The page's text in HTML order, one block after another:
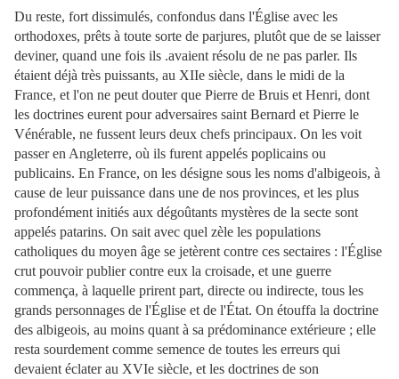
Du reste, fort dissimulés, confondus dans l'Église avec les
orthodoxes, prêts à toute sorte de parjures, plutôt que de se laisser
deviner, quand une fois ils .avaient résolu de ne pas parler. Ils
étaient déjà très puissants, au XIIe siècle, dans le midi de la
France, et l'on ne peut douter que Pierre de Bruis et Henri, dont
les doctrines eurent pour adversaires saint Bernard et Pierre le
Vénérable, ne fussent leurs deux chefs principaux. On les voit
passer en Angleterre, où ils furent appelés poplicains ou
publicains. En France, on les désigne sous les noms d'albigeois, à
cause de leur puissance dans une de nos provinces, et les plus
profondément initiés aux dégoûtants mystères de la secte sont
appelés patarins. On sait avec quel zèle les populations
catholiques du moyen âge se jetèrent contre ces sectaires : l'Église
crut pouvoir publier contre eux la croisade, et une guerre
commença, à laquelle prirent part, directe ou indirecte, tous les
grands personnages de l'Église et de l'État. On étouffa la doctrine
des albigeois, au moins quant à sa prédominance extérieure ; elle
resta sourdement comme semence de toutes les erreurs qui
devaient éclater au XVIe siècle, et les doctrines de son